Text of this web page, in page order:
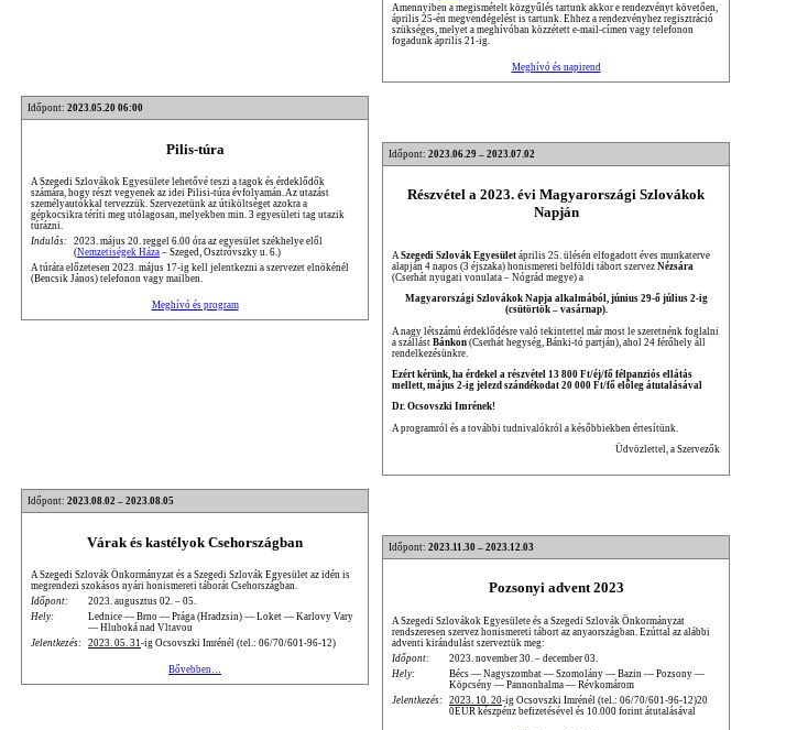
Amennyiben a megismételt közgyűlés tartunk akkor e rendezvényt követően,
április 25-én megvendégelést is tartunk. Ehhez a rendezvényhez regisztráció
szükséges, melyet a meghívóban közzétett e-mail-címen vagy telefonon
fogadunk április 21-ig.
Meghívó és napirend
Időpont: 2023.05.20 06:00
Pilis-túra
A Szegedi Szlovákok Egyesülete lehetővé teszi a tagok és érdeklődők
számára, hogy részt vegyenek az idei Pilisi-túra évfolyamán. Az utazást
személyautókkal tervezzük. Szervezetünk az útiköltséget azokra a
gépkocsikra téríti meg utólagosan, melyekben min. 3 egyesületi tag utazik
túrázni.
Indulás: 2023. május 20. reggel 6.00 óra az egyesület székhelye elől
(Nemzetiségek Háza – Szeged, Osztróvszky u. 6.)
A túrára előzetesen 2023. május 17-ig kell jelentkezni a szervezet elnökénél
(Bencsik János) telefonon vagy mailben.
Meghívó és program
Időpont: 2023.06.29 – 2023.07.02
Részvétel a 2023. évi Magyarországi Szlovákok
Napján
ASzegedi Szlovák Egyesület április 25. ülésén elfogadott éves munkaterve
alapján 4 napos (3 éjszaka) honismereti belföldi tábort szervez Nézsára
(Cserhát nyugati vonulata – Nógrád megye) a
Magyarországi Szlovákok Napja alkalmából, június 29-ő július 2-ig
(csütörtök – vasárnap).
A nagy létszámú érdeklődésre való tekintettel már most le szeretnénk foglalni
a szállást Bánkon (Cserhát hegység, Bánki-tó partján), ahol 24 férőhely áll
rendelkezésünkre.
Ezért kérünk, ha érdekel a részvétel 13 800 Ft/éj/fő félpanziós ellátás
mellett, május 2-ig jelezd szándékodat 20 000 Ft/fő előleg átutalásával
Dr. Ocsovszki Imrének!
A programról és a további tudnivalókról a későbbiekben értesítünk.
Üdvözlettel, a Szervezők
Időpont: 2023.08.02 – 2023.08.05
Várak és kastélyok Csehországban
A Szegedi Szlovák Önkormányzat és a Szegedi Szlovák Egyesület az idén is
megrendezi szokásos nyári honismereti táborát Csehországban.
Időpont:
2023. augusztus 02. – 05.
Hely:
Lednice — Brno — Prága (Hradzsin) — Loket — Karlovy Vary
— Hluboká nad Vltavou
Jelentkezés: 2023. 05. 31-ig Ocsovszki Imrénél (tel.: 06/70/601-96-12)
Bővebben…
Időpont: 2023.11.30 – 2023.12.03
Pozsonyi advent 2023
A Szegedi Szlovákok Egyesülete és a Szegedi Szlovák Önkormányzat
rendszeresen szervez honismereti tábort az anyaországban. Ezúttal az alábbi
adventi kirándulást szerveztük meg:
Időpont:
2023. november 30. – december 03.
Hely:
Bécs — Nagyszombat — Szomolány — Bazin — Pozsony —
Köpcsény — Pannonhalma — Révkomárom
Jelentkezés: 2023. 10. 20-ig Ocsovszki Imrénél (tel.: 06/70/601-96-12)20
0EUR készpénz befizetésével és 10.000 forint átutalásával